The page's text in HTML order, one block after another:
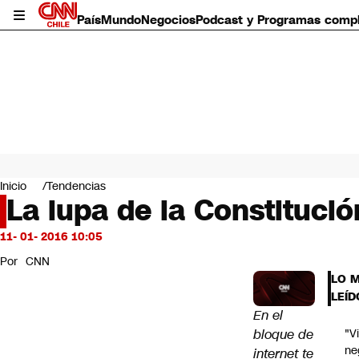
PaísMundoNegociosPodcast y Programas
Mundo
Negocios
Deportes
Programas completos
Servicios
Inicio Tendencias
La lupa de la
11- 01- 2016 10:05
Por CNN
En el
bloque de
internet te
LO